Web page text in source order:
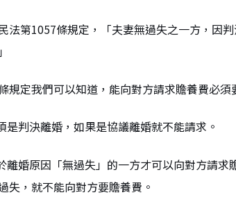
法第1057條規定，「夫妻無過失之一方，因
規定我們可以知道，能向對方請求贍養費必須
是判決離婚，如果是協議離婚就不能請求。
離婚原因「無過失」的一方才可以向對方請
失，就不能向對方要贍養費。